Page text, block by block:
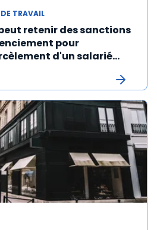
TRAVAIL
retenir des sanctions
pour
d'un salarié